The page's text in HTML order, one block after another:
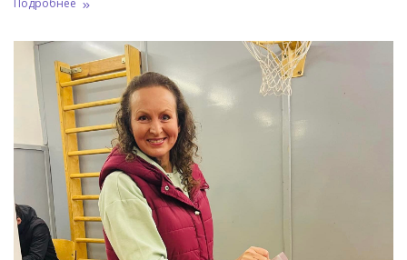
Подробнее